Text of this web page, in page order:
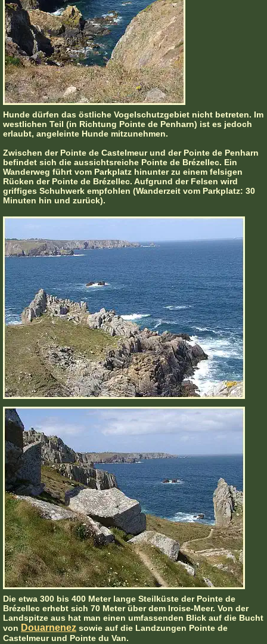
Hunde dürfen das östliche Vogelschutzgebiet nicht betreten. Im
westlichen Teil (in Richtung Pointe de Penharn) ist es jedoch
erlaubt, angeleinte Hunde mitzunehmen.
Zwischen der Pointe de Castelmeur und der Pointe de Penharn
befindet sich die aussichtsreiche Pointe de Brézellec. Ein
Wanderweg führt vom Parkplatz hinunter zu einem felsigen
Rücken der Pointe de Brézellec. Aufgrund der Felsen wird
griffiges Schuhwerk empfohlen (Wanderzeit vom Parkplatz: 30
Minuten hin und zurück).
Die etwa 300 bis 400 Meter lange Steilküste der Pointe de
Brézellec erhebt sich 70 Meter über dem Iroise-Meer. Von der
Landspitze aus hat man einen umfassenden Blick auf die Bucht
von Douarnenez sowie auf die Landzungen Pointe de
Castelmeur und Pointe du Van.